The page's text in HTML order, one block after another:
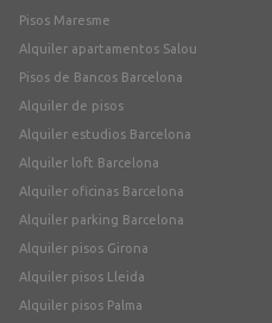
Pisos Maresme
Alquiler apartamentos Salou
Pisos de Bancos Barcelona
Alquiler de pisos
Alquiler estudios Barcelona
Alquiler loft Barcelona
Alquiler oficinas Barcelona
Alquiler parking Barcelona
Alquiler pisos Girona
Alquiler pisos Lleida
Alquiler pisos Palma